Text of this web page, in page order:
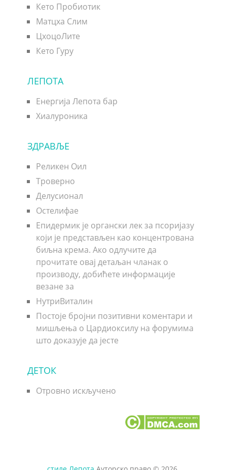
Кето Пробиотик
Матцха Слим
ЦхоцоЛите
Кето Гуру
ЛЕПОТА
Енергија Лепота бар
Хиалуроника
ЗДРАВЉЕ
Реликен Оил
Троверно
Делусионал
Остелифае
Епидермик је органски лек за псоријазу
који је представљен као концентрована
биљна крема. Ако одлучите да
прочитате овај детаљан чланак о
производу, добићете информације
везане за
НутриВиталин
Постоје бројни позитивни коментари и
мишљења о Цардиоксилу на форумима
што доказује да јесте
ДЕТОК
Отровно искључено